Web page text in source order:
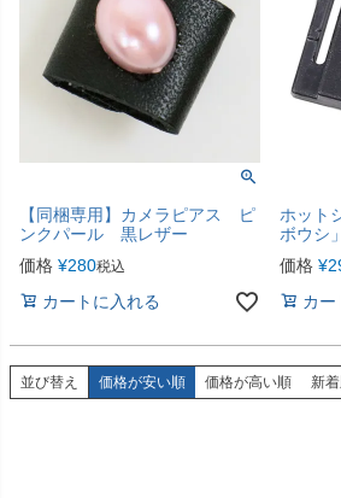
【同梱専用】カメラピアス ピ
ンクパール 黒レザー
価格 ¥280税込
カートに入れる
ホット
ボウシ
価格 ¥
カー
並び替え 価格が安い順 価格が高い順 新